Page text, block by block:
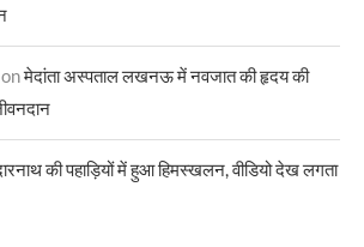
onमेदांता अस्पताल लखनऊ में नवजात की हृदय की
की पहाड़ियों में हुआ हिमस्खलन, वीडियो देख लगता